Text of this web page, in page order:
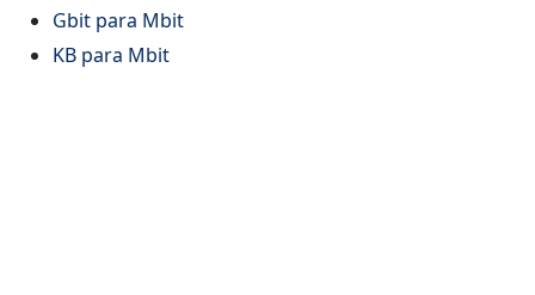
Gbit para Mbit
KB para Mbit